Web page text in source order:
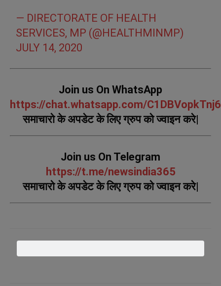
— DIRECTORATE OF HEALTH
SERVICES, MP (@HEALTHMINMP)
JULY 14, 2020
Join us On WhatsApp
https://chat.whatsapp.com/
समाचारो के अपडेट के लिए ग्रुप को ज्वाइन करे|
Join us On Telegram
https://t.me/newsindia365
समाचारो के अपडेट के लिए ग्रुप को ज्वाइन करे|